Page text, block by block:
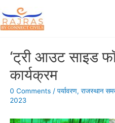
to
content
‘ट्री आउट साइड
कार्यक्रम
0 Comments / पर्यावरण, राजस्थान
2023